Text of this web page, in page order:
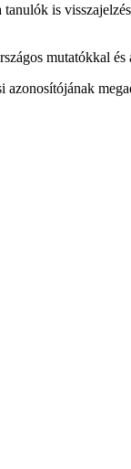
is
mutatókkal